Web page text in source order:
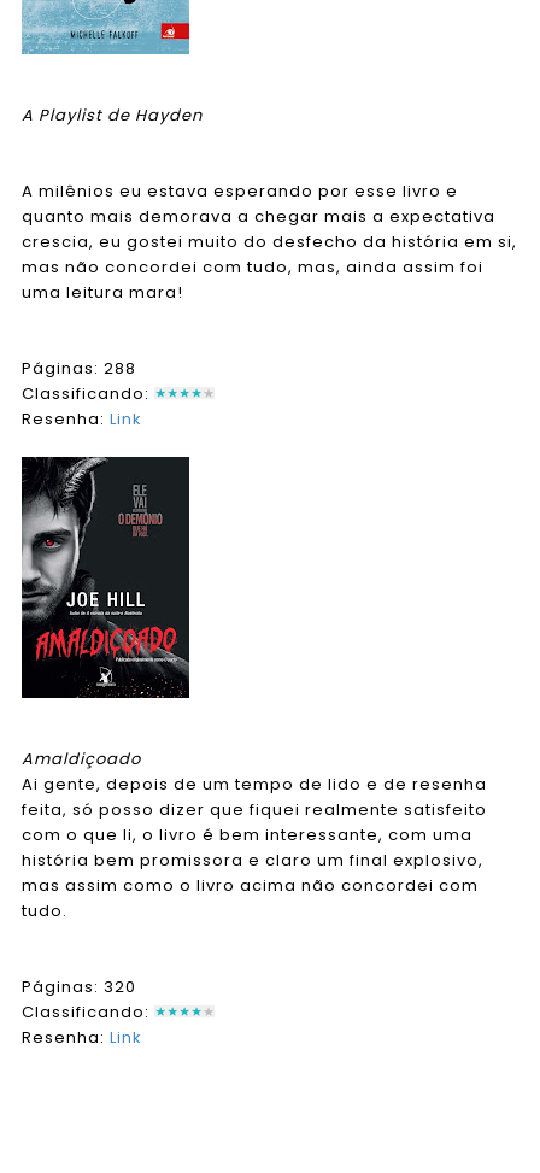
A Playlist de Hayden
A milênios eu estava esperando por esse livro e
quanto mais demorava a chegar mais a expectativa
crescia, eu gostei muito do desfecho da história em si,
mas não concordei com tudo, mas, ainda assim foi
uma leitura mara!
Páginas: 288
Classificando:
Resenha: Link
Amaldiçoado
Ai gente, depois de um tempo de lido e de resenha
feita, só posso dizer que fiquei realmente satisfeito
com o que li, o livro é bem interessante, com uma
história bem promissora e claro um final explosivo,
mas assim como o livro acima não concordei com
tudo.
Páginas: 320
Classificando:
Resenha: Link